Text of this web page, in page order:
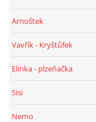
Arnoštek
Vavřík - Kryštůfek
Elinka - plzeňačka
Sisi
Nemo